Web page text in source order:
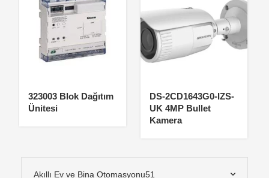
323003 Blok Dağıtım
Ünitesi
DS-2CD1643G0-IZS-
UK 4MP Bullet
Kamera
Akıllı Ev ve Bina Otomasyonu51